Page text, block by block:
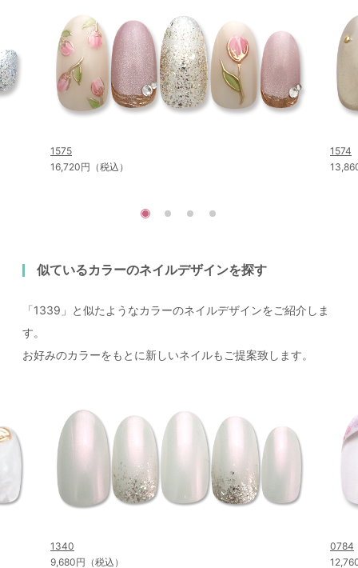
1575
16,720円（税込）
1574
似ているカラーのネイルデザインを探す
「1339」と似たようなカラーのネイルデザインをご紹介しま
す。
お好みのカラーをもとに新しいネイルもご提案致します。
1340
9,680円（税込）
0784